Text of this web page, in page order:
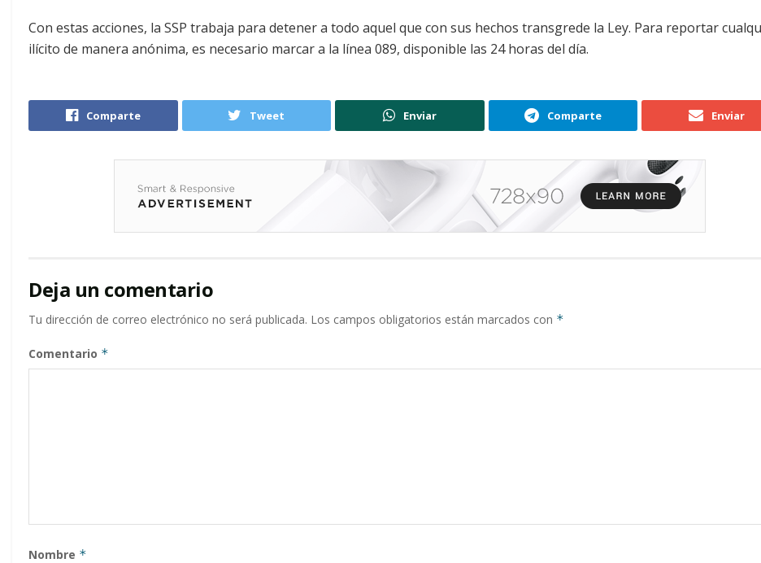
Con estas acciones, la SSP trabaja para detener a todo aquel que con sus hechos transgrede la Ley. Para reportar
ilícito de manera anónima, es necesario marcar a la línea 089, disponible las 24 horas del día.
Comparte Tweet Enviar Comparte Enviar
Deja un comentario
Tu dirección de correo electrónico no será publicada. Los campos obligatorios están marcados con *
Comentario *
Nombre *